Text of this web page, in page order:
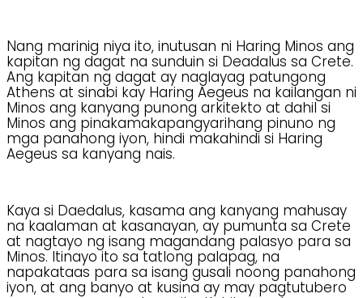
Nang marinig niya ito, inutusan ni Haring Minos ang
kapitan ng dagat na sunduin si Deadalus sa Crete.
Ang kapitan ng dagat ay naglayag patungong
Athens at sinabi kay Haring Aegeus na kailangan ni
Minos ang kanyang punong arkitekto at dahil si
Minos ang pinakamakapangyarihang pinuno ng
mga panahong iyon, hindi makahindi si Haring
Aegeus sa kanyang nais.
Kaya si Daedalus, kasama ang kanyang mahusay
na kaalaman at kasanayan, ay pumunta sa Crete
at nagtayo ng isang magandang palasyo para sa
Minos. Itinayo ito sa tatlong palapag, na
napakataas para sa isang gusali noong panahong
iyon, at ang banyo at kusina ay may pagtutubero